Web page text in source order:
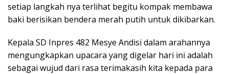
setiap langkah nya terlihat begitu kompak membawa
baki berisikan bendera merah putih untuk dikibarkan.
Kepala SD Inpres 482 Mesye Andisi dalam arahannya
mengungkapkan upacara yang digelar hari ini adalah
sebagai wujud dari rasa terimakasih kita kepada para